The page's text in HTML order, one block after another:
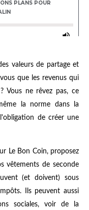
valeurs de partage et
que les revenus qui
Vous ne rêvez pas, ce
la norme dans la
de créer une
Le Bon Coin, proposez
vêtements de seconde
(et doivent) sous
Ils peuvent aussi
sociales, voir de la